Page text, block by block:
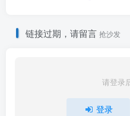
链接过期，请留言 抢沙发
请登录
登录